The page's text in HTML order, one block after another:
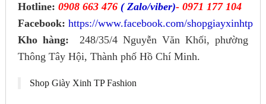
Hotline: 0908 663 476 ( Zalo/viber)- 0971 177 104
Facebook: https://www.facebook.com/shopgiayxinhtp
Kho hàng: 248/35/4 Nguyễn Văn Khối, phường
Thông Tây Hội, Thành phố Hồ Chí Minh.
Shop Giày Xinh TP Fashion